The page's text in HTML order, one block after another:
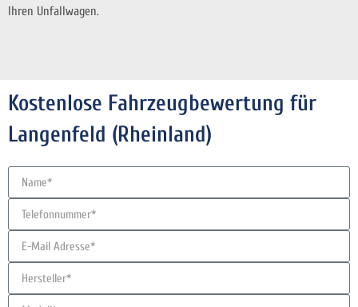
Ihren Unfallwagen.
Kostenlose Fahrzeugbewertung für
Langenfeld (Rheinland)